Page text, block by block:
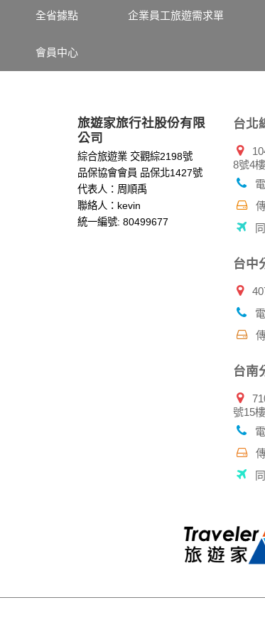
其他除了上述，會保留您在上網瀏
錄等。本網站會對個別連線者的
本網站將在事前或註冊登錄取得您
資料使用:
本公司不會向任何人出售或出借您
在以下情況下， 本公司會向其他人
1.遵守法令或政府機關的要求；或
2.為了保護使用者個人隱私，我們
配合警政單位調查並提供所有相關
自我保護措施:
服務後，務必記得登出帳戶或關閉
全省據點 企業員工旅遊需求單
會員中心
旅遊家旅行社股份有限
公司
綜合旅遊業 交觀綜2198號
品保協會會員 品保北1427號
代表人：周順禹
聯絡人：kevin
統一編號: 80499677
台北
8號4樓
台中
台南
號15